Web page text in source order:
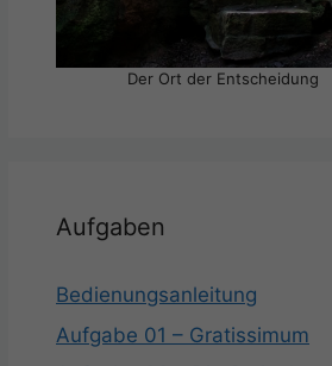
Der Ort der Entscheidung
Aufgaben
Bedienungsanleitung
Aufgabe 01 – Gratissimum